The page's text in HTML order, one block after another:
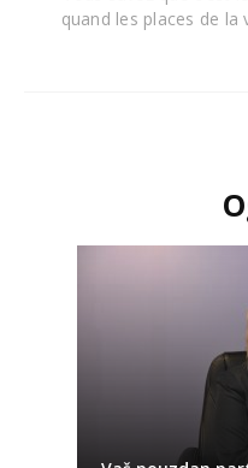
quand les places de